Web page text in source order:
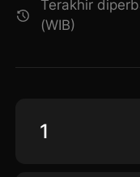
Terakhir
(WIB)